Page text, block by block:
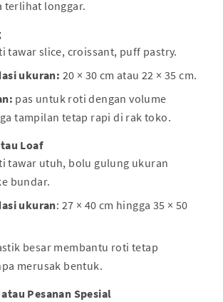
terlihat longgar.
tawar slice, croissant, puff pastry.
ukuran: 20 × 30 cm atau 22 × 35 cm.
pas untuk roti dengan volume
tampilan tetap rapi di rak toko.
Loaf
tawar utuh, bolu gulung ukuran
bundar.
ukuran: 27 × 40 cm hingga 35 × 50
besar membantu roti tetap
merusak bentuk.
Pesanan Spesial